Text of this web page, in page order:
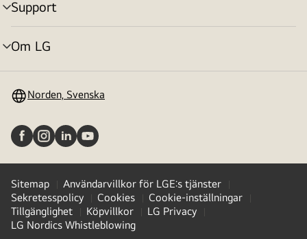
Support
menyväxling
Om LG
menyväxling
Norden, Svenska
Sitemap
Användarvillkor för LGE:s tjänster
Sekretesspolicy
Cookies
Cookie-inställningar
Tillgänglighet
Köpvillkor
LG Privacy
LG Nordics Whistleblowing